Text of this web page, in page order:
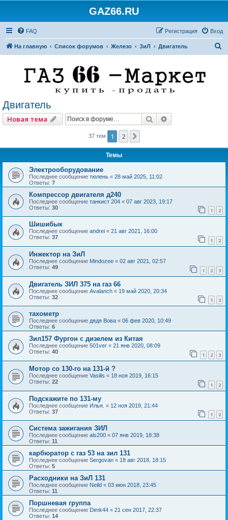
GAZ66.RU
FAQ Вход
Регистрация
На главную Список форумов Железо ЗиЛ Двигатель
Двигатель
Новая тема Поиск
37 тем 1 2
Темы
Электрооборудование
Последнее сообщение тюлень « 28 май 2025, 11:02
Ответы: 7
Компрессор двигателя д240
Последнее сообщение танкист 204 « 07 авг 2023, 19:17
Ответы: 30 1 2
Шишибык
Последнее сообщение andrei « 21 авг 2021, 16:00
Ответы: 37 1 2
Инжектор на ЗиЛ
Последнее сообщение Mindozee « 02 авг 2021, 02:57
Ответы: 49 1 2 3
Двигатель ЗИЛ 375 на газ 66
Последнее сообщение Avalanch « 19 май 2020, 20:34
Ответы: 32 1 2
тахометр
Последнее сообщение дядя Вова « 06 фев 2020, 10:49
Ответы: 6
Зил157 Фургон с дизелем из Китая
Последнее сообщение 501ver « 21 янв 2020, 08:09
Ответы: 40 1 2 3
Мотор со 130-го на 131-й ?
Последнее сообщение Vasilis « 18 ноя 2019, 16:15
Ответы: 22 1 2
Подскажите по 131-му
Последнее сообщение Илья. « 12 ноя 2019, 21:44
Ответы: 37 1 2
Система зажигания ЗИЛ
Последнее сообщение als200 « 07 янв 2019, 18:38
Ответы: 11
карбюратор с газ 53 на зил 131
Последнее сообщение Sergovan « 18 авг 2018, 18:15
Ответы: 5
Расходники на ЗиЛ 131
Последнее сообщение Neild « 03 июн 2018, 23:45
Ответы: 11
Поршневая группа
Последнее сообщение Dimk44 « 21 сен 2017, 22:37
Ответы: 14